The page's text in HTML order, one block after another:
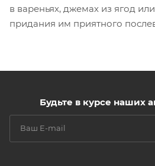
в вареньях, джемах из ягод
придания им приятного
Будьте в курсе наших